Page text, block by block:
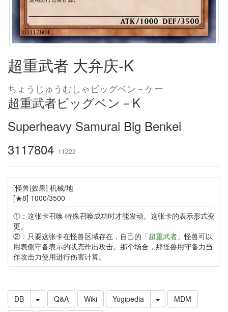
超重武者 大弁庆-K
ちょうじゅうむしゃビッグベン－ケー
超重武者ビッグベン－K
Superheavy Samurai Big Benkei
3117804 11222
[怪兽|效果] 机械/地
[★8] 1000/3500
①：这张卡召唤·特殊召唤成功时才能发动。这张卡的表示形式变
更。
②：只要这张卡在怪兽区域存在，自己的「超重武者」怪兽可以
用表侧守备表示的状态作出攻击。那个场合，那怪兽用守备力当
作攻击力使用进行伤害计算。
DB Q&A Wiki Yugipedia
MDM